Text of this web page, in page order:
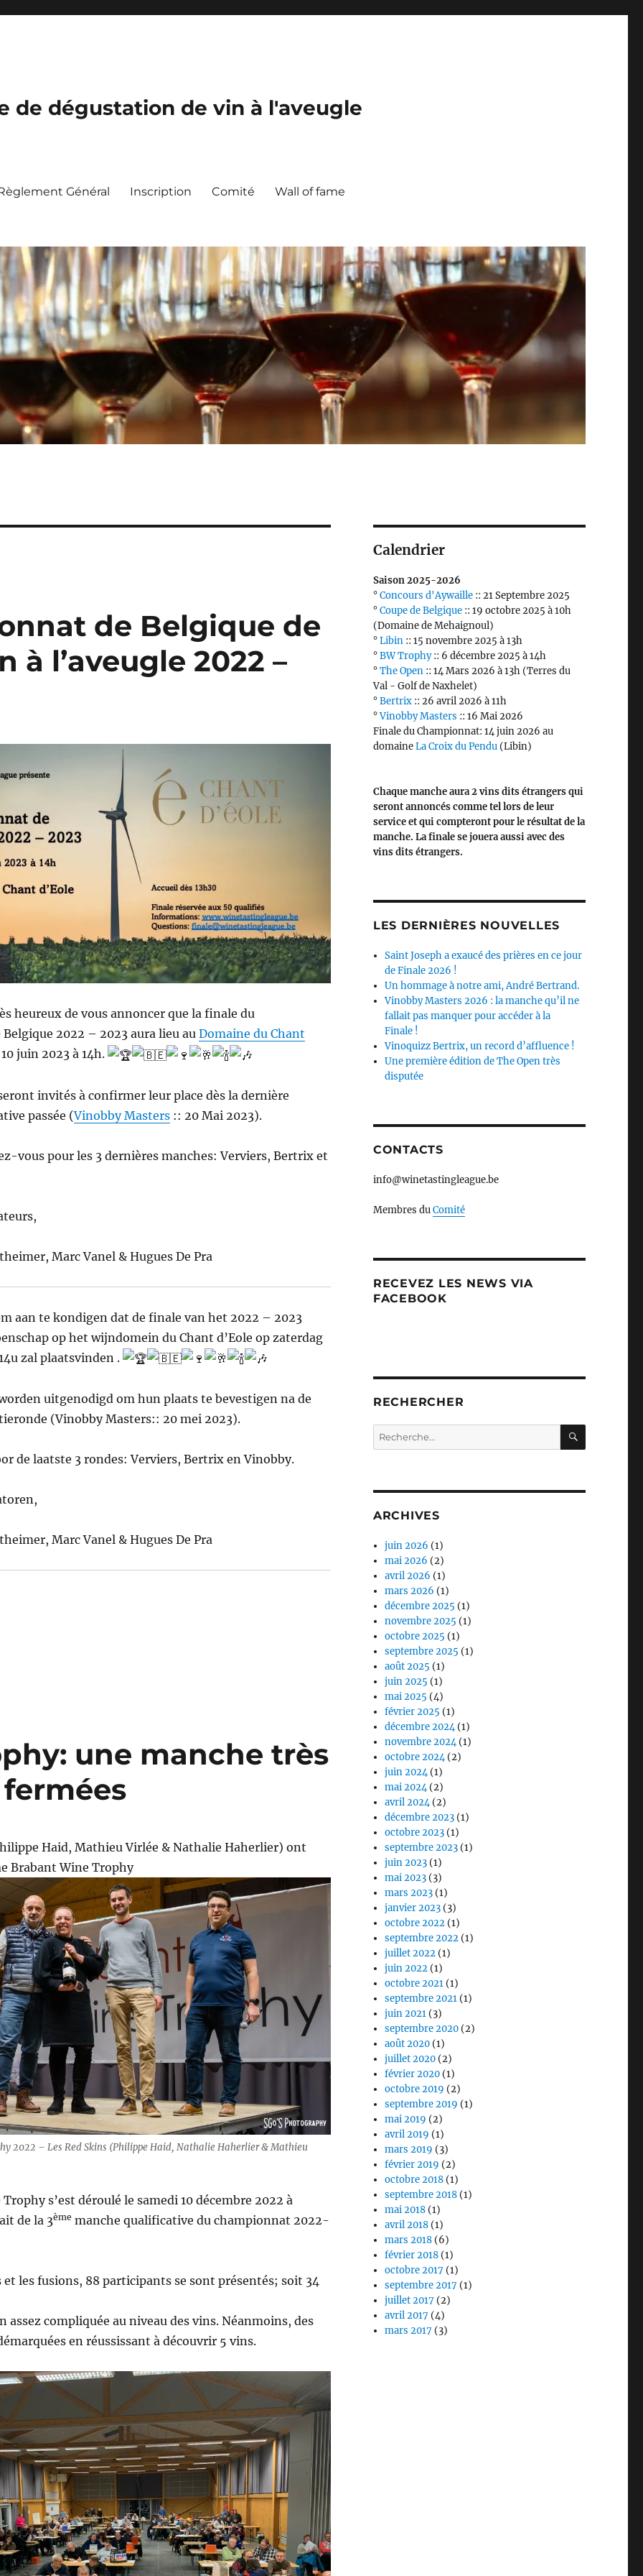
de dégustation de vin à l'aveugle
Général Inscription Comité Wall of fame
de Belgique de
l’aveugle 2022 –
heureux de vous annoncer que la finale du
2022 – 2023 aura lieu au Domaine du Chant
juin 2023 à 14h.
invités à confirmer leur place dès la dernière
passée (Vinobby Masters:: 20 Mai 2023).
vous pour les 3 dernières manches: Verviers, Bertrix et
Marc Vanel & Hugues De Pra
aan te kondigen dat de finale van het 2022 – 2023
op het wijndomein du Chant d’Eole op zaterdag
zal plaatsvinden .
uitgenodigd om hun plaats te bevestigen na de
(Vinobby Masters:: 20 mei 2023).
de laatste 3 rondes: Verviers, Bertrix en Vinobby.
Marc Vanel & Hugues De Pra
une manche très
Haid, Mathieu Virlée & Nathalie Haherlier) ont
Brabant Wine Trophy
2022 – Les Red Skins (Philippe Haid, Nathalie Haherlier & Mathieu
s’est déroulé le samedi 10 décembre 2022 à
de la 3ème manche qualificative du championnat 2022-
et les fusions, 88 participants se sont présentés; soit 34
assez compliquée au niveau des vins. Néanmoins, des
en réussissant à découvrir 5 vins.
Calendrier
Saison 2025-2026
°Concours d'Aywaille:: 21 Septembre 2025
°Coupe de Belgique:: 19 octobre 2025 à 10h
(Domaine de Mehaignoul)
°Libin:: 15 novembre 2025 à 13h
°BW Trophy:: 6 décembre 2025 à 14h
°The Open:: 14 Mars 2026 à 13h (Terres du
Val - Golf de Naxhelet)
°Bertrix:: 26 avril 2026 à 11h
°Vinobby Masters :: 16 Mai 2026
Finale du Championnat: 14 juin 2026 au
domaineLa Croix du Pendu(Libin)
Chaque manche aura 2 vins dits étrangers qui
seront annoncés comme tel lors de leur
service et qui compteront pour le résultat de la
manche. La finale se jouera aussi avec des
vins dits étrangers.
LES DERNIÈRES NOUVELLES
Saint Joseph a exaucé des prières en ce jour
de Finale 2026 !
Un hommage à notre ami, André Bertrand.
Vinobby Masters 2026 : la manche qu’il ne
fallait pas manquer pour accéder à la
Finale !
Vinoquizz Bertrix, un record d’affluence !
Une première édition de The Open très
disputée
CONTACTS
info@winetastingleague.be
Membres duComité
RECEVEZ LES NEWS VIA
FACEBOOK
RECHERCHER
Recherche
pour :
ARCHIVES
juin 2026 (1)
mai 2026 (2)
avril 2026 (1)
mars 2026 (1)
décembre 2025 (1)
novembre 2025 (1)
octobre 2025 (1)
septembre 2025 (1)
août 2025 (1)
juin 2025 (1)
mai 2025 (4)
février 2025 (1)
décembre 2024(1)
novembre 2024(1)
octobre 2024(2)
juin 2024(1)
mai 2024(2)
avril 2024(2)
décembre 2023 (1)
octobre 2023 (1)
septembre 2023 (1)
juin 2023 (1)
mai 2023 (3)
mars 2023 (1)
janvier 2023 (3)
octobre 2022 (1)
septembre 2022 (1)
juillet 2022 (1)
juin 2022 (1)
octobre 2021 (1)
septembre 2021 (1)
juin 2021 (3)
septembre 2020 (2)
août 2020 (1)
juillet 2020 (2)
février 2020 (1)
octobre 2019 (2)
septembre 2019 (1)
mai 2019 (2)
avril 2019 (1)
mars 2019 (3)
février 2019 (2)
octobre 2018 (1)
septembre 2018 (1)
mai 2018 (1)
avril 2018 (1)
mars 2018 (6)
février 2018 (1)
octobre 2017 (1)
septembre 2017 (1)
juillet 2017 (2)
avril 2017 (4)
mars 2017 (3)